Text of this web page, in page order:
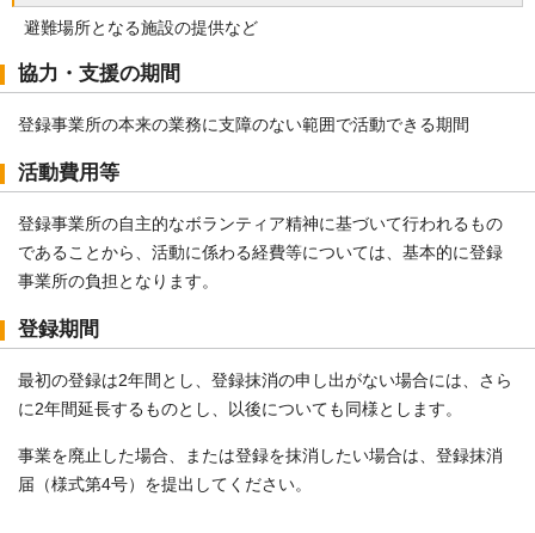
避難場所となる施設の提供など
協力・支援の期間
登録事業所の本来の業務に支障のない範囲で活動できる期間
活動費用等
登録事業所の自主的なボランティア精神に基づいて行われるもの
であることから、活動に係わる経費等については、基本的に登録
事業所の負担となります。
登録期間
最初の登録は2年間とし、登録抹消の申し出がない場合には、さら
に2年間延長するものとし、以後についても同様とします。
事業を廃止した場合、または登録を抹消したい場合は、登録抹消
届（様式第4号）を提出してください。